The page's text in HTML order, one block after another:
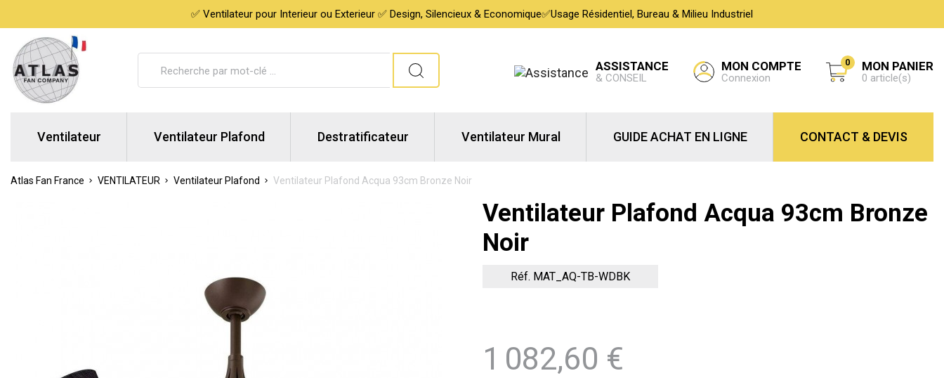
✅ Ventilateur pour Interieur ou Exterieur ✅ Design, Silencieux & Economique✅Usage Résidentiel, Bureau & Milieu Industriel
ASSISTANCE
& CONSEIL
MON COMPTE
Connexion
0 MON PANIER
0 article(s)
Ventilateur Ventilateur Plafond Destratificateur Ventilateur Mural GUIDE ACHAT EN LIGNE CONTACT & DEVIS
Atlas Fan France VENTILATEUR Ventilateur Plafond Ventilateur Plafond Acqua 93cm Bronze Noir
Ventilateur Plafond Acqua 93cm Bronze
Noir
Réf. MAT_AQ-TB-WDBK
1 082,60 €